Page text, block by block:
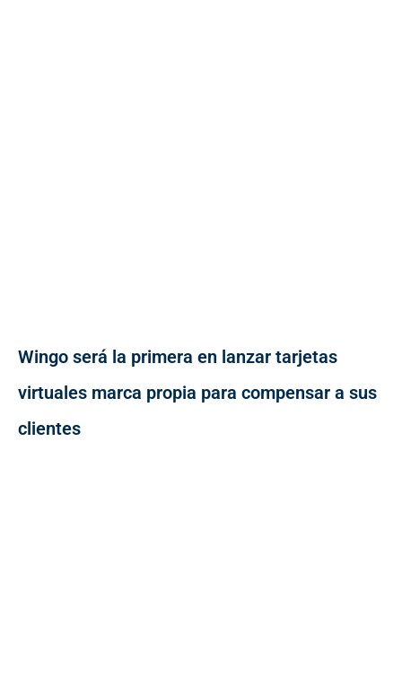
Wingo será la primera en lanzar tarjetas
virtuales marca propia para compensar a sus
clientes